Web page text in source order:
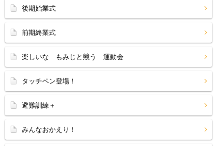
後期始業式
前期終業式
楽しいな もみじと競う 運動会
タッチペン登場！
避難訓練＋
みんなおかえり！